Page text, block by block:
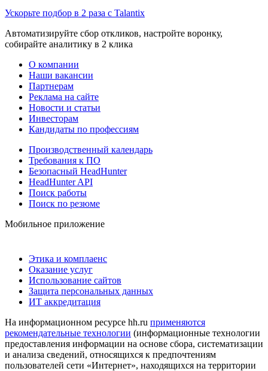
Ускорьте подбор в 2 раза с Talantix
Автоматизируйте сбор откликов, настройте воронку,
собирайте аналитику в 2 клика
О компании
Наши вакансии
Партнерам
Реклама на сайте
Новости и статьи
Инвесторам
Кандидаты по профессиям
Производственный календарь
Требования к ПО
Безопасный HeadHunter
HeadHunter API
Поиск работы
Поиск по резюме
Мобильное приложение
Этика и комплаенс
Оказание услуг
Использование сайтов
Защита персональных данных
ИТ аккредитация
На информационном ресурсе hh.ru применяются
рекомендательные технологии (информационные технологии
предоставления информации на основе сбора, систематизации
и анализа сведений, относящихся к предпочтениям
пользователей сети «Интернет», находящихся на территории